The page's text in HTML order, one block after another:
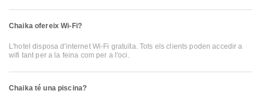
Chaika ofereix Wi-Fi?
L'hotel disposa d'internet Wi-Fi gratuïta. Tots els clients poden accedir a
wifi tant per a la feina com per a l'oci.
Chaika té una piscina?